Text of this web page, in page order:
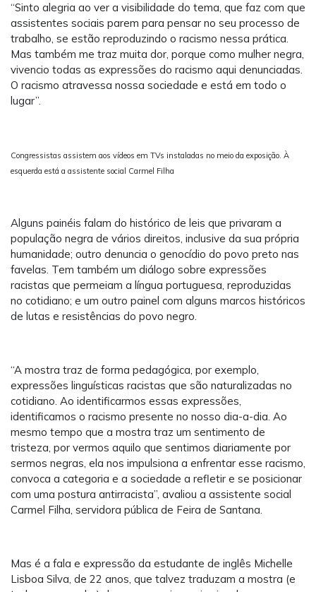
“Sinto alegria ao ver a visibilidade do tema, que faz com que
assistentes sociais parem para pensar no seu processo de
trabalho, se estão reproduzindo o racismo nessa prática.
Mas também me traz muita dor, porque como mulher negra,
vivencio todas as expressões do racismo aqui denunciadas.
O racismo atravessa nossa sociedade e está em todo o
lugar”.
Congressistas assistem aos vídeos em TVs instaladas no meio da exposição. À
esquerda está a assistente social Carmel Filha
Alguns painéis falam do histórico de leis que privaram a
população negra de vários direitos, inclusive da sua própria
humanidade; outro denuncia o genocídio do povo preto nas
favelas. Tem também um diálogo sobre expressões
racistas que permeiam a língua portuguesa, reproduzidas
no cotidiano; e um outro painel com alguns marcos históricos
de lutas e resistências do povo negro.
“A mostra traz de forma pedagógica, por exemplo,
expressões linguísticas racistas que são naturalizadas no
cotidiano. Ao identificarmos essas expressões,
identificamos o racismo presente no nosso dia-a-dia. Ao
mesmo tempo que a mostra traz um sentimento de
tristeza, por vermos aquilo que sentimos diariamente por
sermos negras, ela nos impulsiona a enfrentar esse racismo,
convoca a categoria e a sociedade a refletir e se posicionar
com uma postura antirracista”, avaliou a assistente social
Carmel Filha, servidora pública de Feira de Santana.
Mas é a fala e expressão da estudante de inglês Michelle
Lisboa Silva, de 22 anos, que talvez traduzam a mostra (e